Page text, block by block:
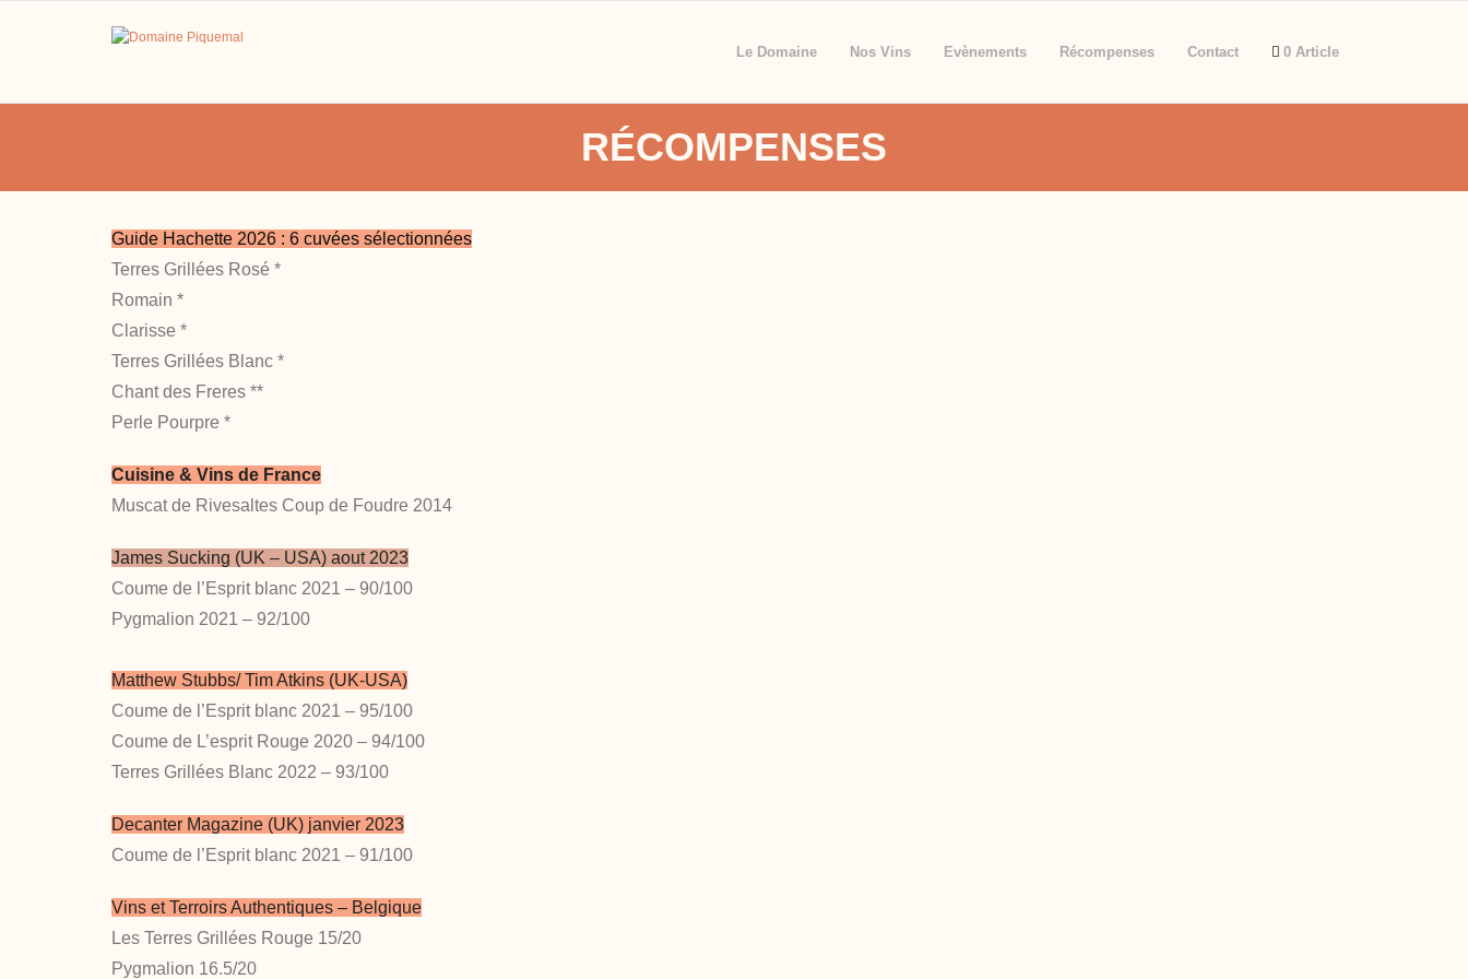
Le Domaine Nos Vins Evènements Récompenses Contact 0 Article
RÉCOMPENSES
Guide Hachette 2026 : 6 cuvées sélectionnées
Terres Grillées Rosé *
Romain *
Clarisse *
Terres Grillées Blanc *
Chant des Freres **
Perle Pourpre *
Cuisine & Vins de France
Muscat de Rivesaltes Coup de Foudre 2014
James Sucking (UK – USA) aout 2023
Coume de l’Esprit blanc 2021 – 90/100
Pygmalion 2021 – 92/100
Matthew Stubbs/ Tim Atkins (UK-USA)
Coume de l’Esprit blanc 2021 – 95/100
Coume de L’esprit Rouge 2020 – 94/100
Terres Grillées Blanc 2022 – 93/100
Decanter Magazine (UK) janvier 2023
Coume de l’Esprit blanc 2021 – 91/100
Vins et Terroirs Authentiques – Belgique
Les Terres Grillées Rouge 15/20
Pygmalion 16.5/20